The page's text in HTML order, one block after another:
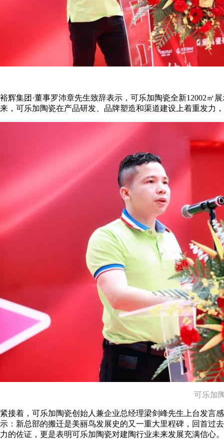
裕辉集团·董事罗沛章先生致辞表示，可乐加陶瓷全新12002㎡
来，可乐加陶瓷在产品研发、品牌塑造和渠道建设上着重发力
可乐加
紧接着，可乐加陶瓷创始人兼企业总经理梁剑峰先生上台发言
示：新总部的搬迁是美丽鸟发展史的又一重大里程碑，回首过
力的佐证，更是表明可乐加陶瓷对建陶行业未来发展充满信心